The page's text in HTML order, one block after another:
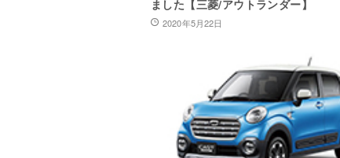
ました【三菱/アウトランダー】
2020年5月22日